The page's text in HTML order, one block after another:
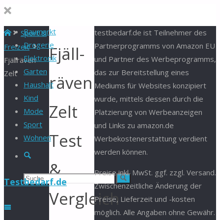
Baumarkt
Drogerie
Elektronik
Garten
Haushalt
Kind
Mode
Sport
Wohnen
Suche
Suchen Suche
Testbedarf.de
StartSport &
Freizeit
Fjäll­rä­ven
Zelt
Fjäll­
rä­ven
Zelt
Test
&
Vergleich
testbedarf.de ist Teilnehmer des
Partnerprogramms von Amazon EU
und Partner des Werbeprogramms,
das zur Bereitstellung eines
Mediums für Websites konzipiert
wurde, mittels dessen durch die
Platzierung von Werbeanzeigen
und Links zu amazon.de
Werbekostenerstattung verdient
werden können.
Preise inkl. MwSt. ggf. zzgl. Versand.
Zwischenzeitliche Änderung der
Preise, Lieferzeit und -kosten
möglich. Alle Angaben ohne Gewähr.